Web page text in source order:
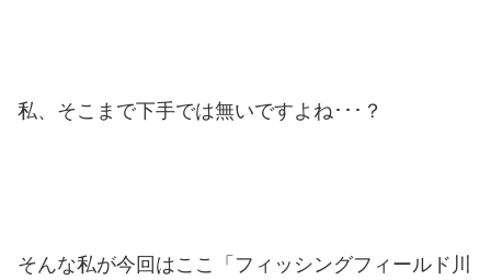
私、そこまで下手では無いですよね･･･？
そんな私が今回はここ「フィッシングフィールド川